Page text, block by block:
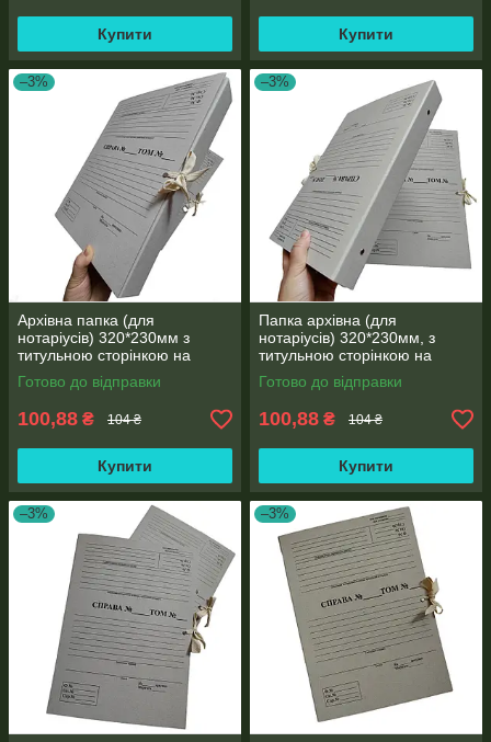
Купити Купити
–3%
Архівна папка (для
нотаріусів) 320*230мм з
титульною сторінкою на
зав'язках, корінець 20 мм
Готово до відправки
100,88 ₴ 104 ₴
Купити
–3%
Папка архівна (для
нотаріусів) 320*230мм, з
титульною сторінкою на
зав'язках висота корінця 20
мм, місткість 100 аркушів
Готово до відправки
100,88 ₴ 104 ₴
Купити
–3% –3%